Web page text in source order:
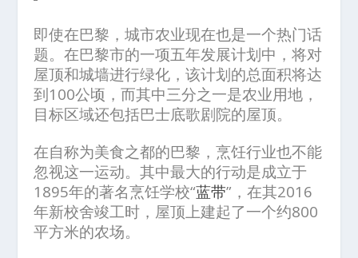
即使在巴黎，城市农业现在也是一个热门话
题。在巴黎市的一项五年发展计划中，将对
屋顶和城墙进行绿化，该计划的总面积将达
到100公顷，而其中三分之一是农业用地，
目标区域还包括巴士底歌剧院的屋顶。
在自称为美食之都的巴黎，烹饪行业也不能
忽视这一运动。其中最大的行动是成立于
1895年的著名烹饪学校“蓝带”，在其2016
年新校舍竣工时，屋顶上建起了一个约800
平方米的农场。